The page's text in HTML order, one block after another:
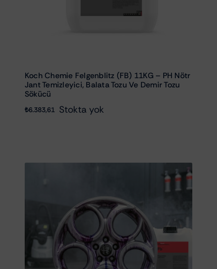
Koch Chemie Felgenblitz (FB) 11KG – PH Nötr
Jant Temizleyici, Balata Tozu Ve Demir Tozu
Sökücü
₺6.383,61 Stokta yok